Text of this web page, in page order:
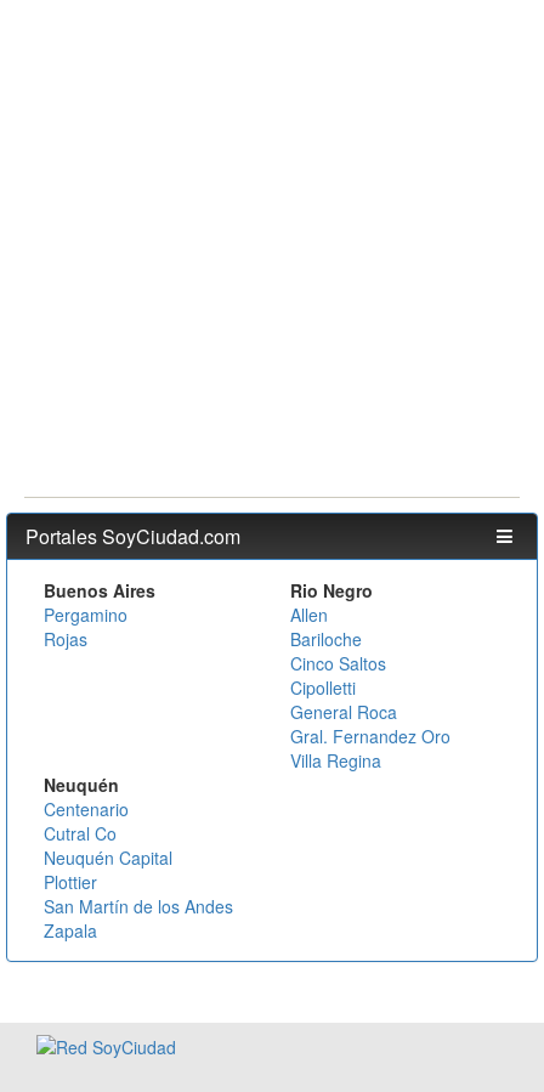
Portales SoyCiudad.com
Buenos Aires
Pergamino
Rojas
Rio Negro
Allen
Bariloche
Cinco Saltos
Cipolletti
General Roca
Gral. Fernandez Oro
Villa Regina
Neuquén
Centenario
Cutral Co
Neuquén Capital
Plottier
San Martín de los Andes
Zapala